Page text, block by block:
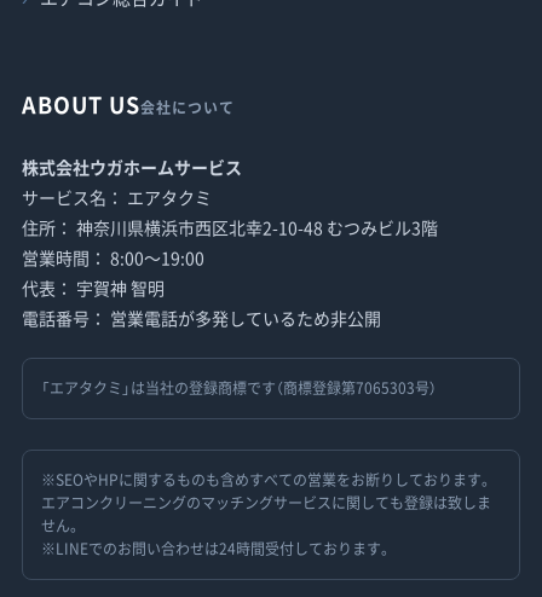
ABOUT US会社について
株式会社ウガホームサービス
サービス名： エアタクミ
住所： 神奈川県横浜市西区北幸2-10-48 むつみビル3階
営業時間： 8:00〜19:00
代表： 宇賀神 智明
電話番号： 営業電話が多発しているため非公開
「エアタクミ」は当社の登録商標です（商標登録第7065303号）
※SEOやHPに関するものも含めすべての営業をお断りしております。
エアコンクリーニングのマッチングサービスに関しても登録は致しま
せん。
※LINEでのお問い合わせは24時間受付しております。